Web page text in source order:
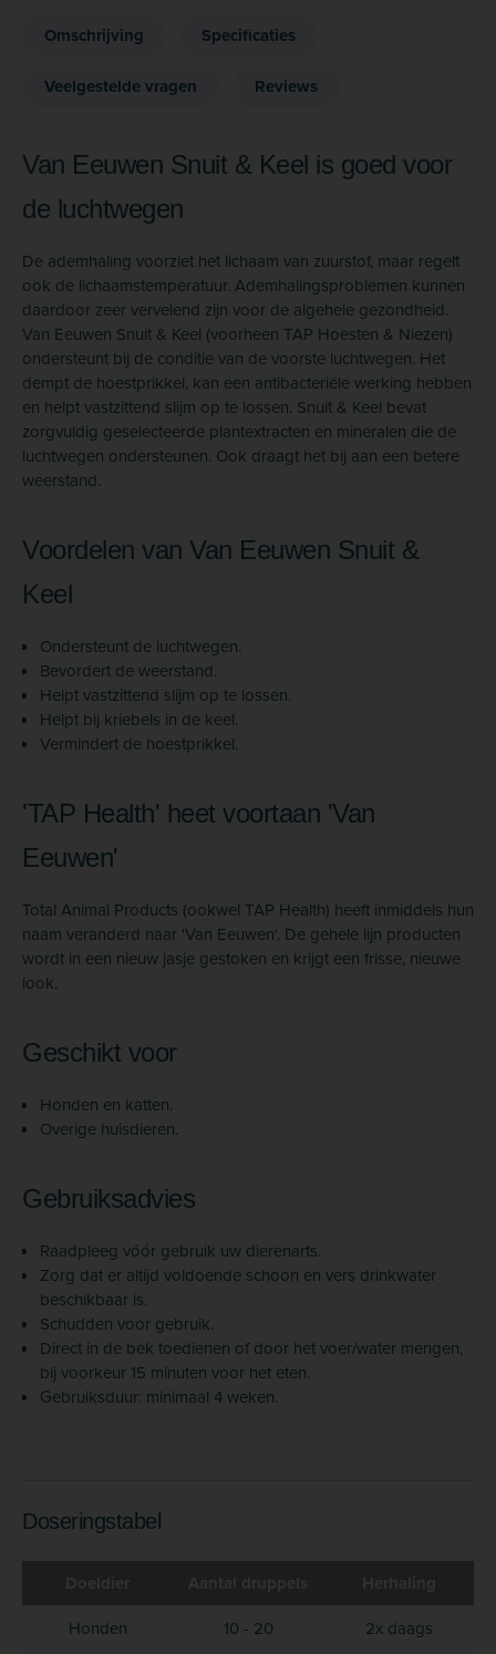
Omschrijving Specificaties
Veelgestelde vragen Reviews
Van Eeuwen Snuit & Keel is goed voor
de luchtwegen
De ademhaling voorziet het lichaam van zuurstof, maar regelt
ook de lichaams­temperatuur. Ademhalings­problemen kunnen
daardoor zeer vervelend zijn voor de algehele gezondheid.
Van Eeuwen Snuit & Keel (voorheen TAP Hoesten & Niezen)
ondersteunt bij de conditie van de voorste luchtwegen. Het
dempt de hoestprikkel, kan een antibacteriële werking hebben
en helpt vastzittend slijm op te lossen. Snuit & Keel bevat
zorgvuldig geselecteerde plant­extracten en mineralen die de
luchtwegen ondersteunen. Ook draagt het bij aan een betere
weerstand.
Voordelen van Van Eeuwen Snuit &
Keel
Ondersteunt de luchtwegen.
Bevordert de weerstand.
Helpt vastzittend slijm op te lossen.
Helpt bij kriebels in de keel.
Vermindert de hoestprikkel.
'TAP Health' heet voortaan 'Van
Eeuwen'
Total Animal Products (ookwel TAP Health) heeft inmiddels hun
naam veranderd naar 'Van Eeuwen'. De gehele lijn producten
wordt in een nieuw jasje gestoken en krijgt een frisse, nieuwe
look.
Geschikt voor
Honden en katten.
Overige huisdieren.
Gebruiksadvies
Raadpleeg vóór gebruik uw dierenarts.
Zorg dat er altijd voldoende schoon en vers drinkwater
beschikbaar is.
Schudden voor gebruik.
Direct in de bek toedienen of door het voer/water mengen,
bij voorkeur 15 minuten voor het eten.
Gebruiksduur: minimaal 4 weken.
Doseringstabel
Honden 10 - 20 2x daags